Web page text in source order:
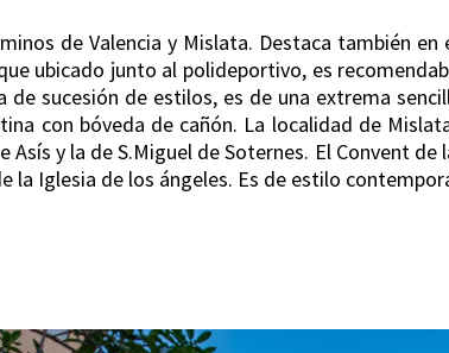
de Valencia y Mislata. Destaca también
ubicado junto al polideportivo, es
de sucesión de estilos, es de una extrema
con bóveda de cañón. La localidad de
Asís y la de S.Miguel de Soternes. El Convent
la Iglesia de los ángeles. Es de estilo